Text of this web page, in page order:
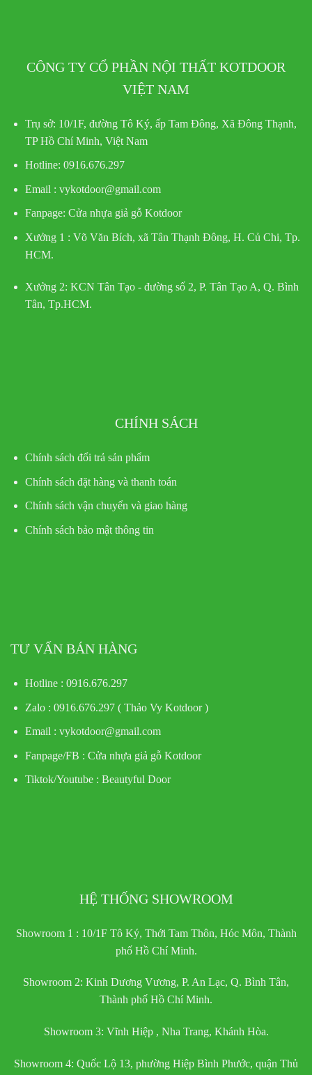
CÔNG TY CỔ PHẦN NỘI THẤT KOTDOOR
VIỆT NAM
Trụ sở: 10/1F, đường Tô Ký, ấp Tam Đông, Xã Đông Thạnh,
TP Hồ Chí Minh, Việt Nam
Hotline: 0916.676.297
Email : vykotdoor@gmail.com
Fanpage: Cửa nhựa giả gỗ Kotdoor
Xưởng 1 : Võ Văn Bích, xã Tân Thạnh Đông, H. Củ Chi, Tp.
HCM.
Xưởng 2: KCN Tân Tạo - đường số 2, P. Tân Tạo A, Q. Bình
Tân, Tp.HCM.
CHÍNH SÁCH
Chính sách đổi trả sản phẩm
Chính sách đặt hàng và thanh toán
Chính sách vận chuyển và giao hàng
Chính sách bảo mật thông tin
TƯ VẤN BÁN HÀNG
Hotline : 0916.676.297
Zalo : 0916.676.297 ( Thảo Vy Kotdoor )
Email : vykotdoor@gmail.com
Fanpage/FB : Cửa nhựa giả gỗ Kotdoor
Tiktok/Youtube : Beautyful Door
HỆ THỐNG SHOWROOM
Showroom 1 : 10/1F Tô Ký, Thới Tam Thôn, Hóc Môn, Thành
phố Hồ Chí Minh.
Showroom 2: Kinh Dương Vương, P. An Lạc, Q. Bình Tân,
Thành phố Hồ Chí Minh.
Showroom 3: Vĩnh Hiệp , Nha Trang, Khánh Hòa.
Showroom 4: Quốc Lộ 13, phường Hiệp Bình Phước, quận Thủ